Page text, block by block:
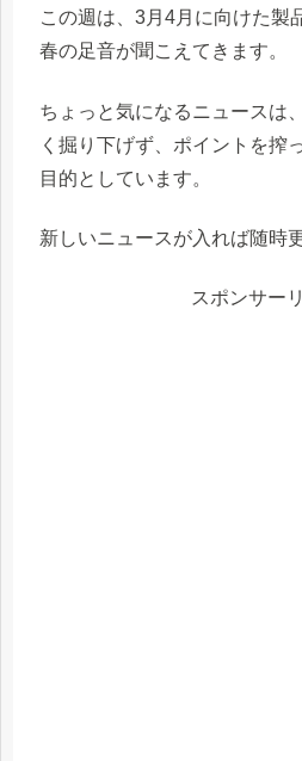
この週は、3月4月に向けた製
春の足音が聞こえてきます。
ちょっと気になるニュースは
く掘り下げず、ポイントを搾
目的としています。
新しいニュースが入れば随時
スポンサー